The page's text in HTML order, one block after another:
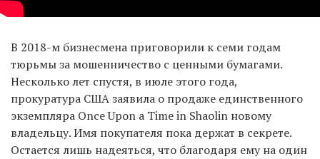
В 2018-м бизнесмена приговорили к семи годам
тюрьмы за мошенничество с ценными бумагами.
Несколько лет спустя, в июле этого года,
прокуратура США заявила о продаже единственного
экземпляра Once Upon a Time in Shaolin новому
владельцу. Имя покупателя пока держат в секрете.
Остается лишь надеяться, что благодаря ему на один